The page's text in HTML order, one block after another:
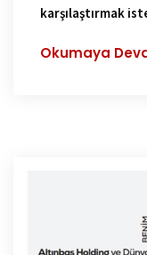
karşılaştırmak
Okumaya